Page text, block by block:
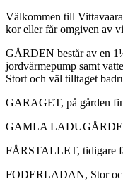
Välkommen till
kor eller får omgiven av
GÅRDEN består av en
jordvärmepump samt
Stort och väl tilltaget
GARAGET, på gården
GAMLA
FÅRSTALLET, tidigare
FODERLADAN, Stor